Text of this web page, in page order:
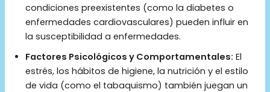
condiciones preexistentes (como la diabetes o
enfermedades cardiovasculares) pueden influir en
la susceptibilidad a enfermedades.
Factores Psicológicos y Comportamentales: El
estrés, los hábitos de higiene, la nutrición y el estilo
de vida (como el tabaquismo) también juegan un